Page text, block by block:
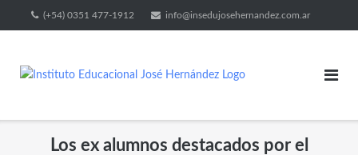
(+54) 0351 477-1912 info@insedujosehernandez.com.ar
Los ex alumnos destacados por el